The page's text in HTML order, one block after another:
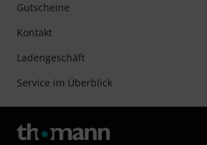
Gutscheine
Kontakt
Ladengeschäft
Service im Überblick